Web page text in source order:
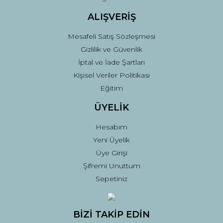
ALIŞVERİŞ
Mesafeli Satış Sözleşmesi
Gizlilik ve Güvenlik
İptal ve İade Şartları
Kişisel Veriler Politikası
Eğitim
ÜYELİK
Hesabım
Yeni Üyelik
Üye Girişi
Şifremi Unuttum
Sepetiniz
BİZİ TAKİP EDİN